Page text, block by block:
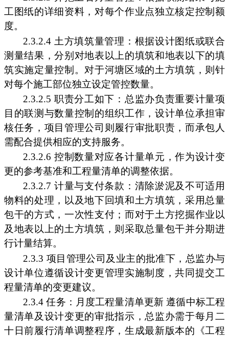
工图纸的详细资料，对每个作业点独立核定控制额
度。
2.3.2.4 土方填筑量管理：根据设计图纸或联合
测量结果，分别对地表以上的填筑和地表以下的填
筑实施定量控制。对于河塘区域的土方填筑，则针
对每个施工部位独立设定管控数量。
2.3.2.5 职责分工如下：总监办负责重要计量项
目的联测与数量控制的组织工作，设计单位承担审
核任务，项目管理公司则履行审批职责，而承包人
需配合提供相应的支持服务。
2.3.2.6 控制数量对应各计量单元，作为设计变
更的参考基准和工程量清单的调整依据。
2.3.2.7 计量与支付条款：清除淤泥及不可适用
物料的处理，以及地下回填和土方填筑，采用总量
包干的方式，一次性支付；而对于土方挖掘作业以
及地表以上的土方填筑，则采取总量包干并分期进
行计量结算。
2.3.3 项目管理公司及业主的批准下，总监办与
设计单位遵循设计变更管理实施制度，共同提交工
程量清单的变更建议。
2.3.4 任务：月度工程量清单更新 遵循中标工程
量清单及设计变更的审批指示，总监办需于每月二
十日前履行清单调整程序，生成最新版本的《工程